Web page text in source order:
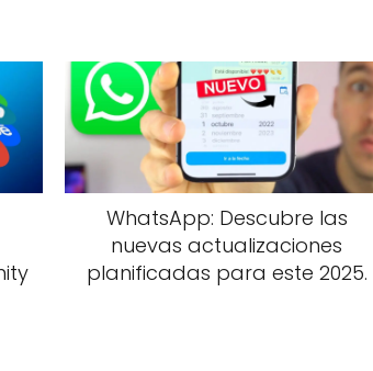
WhatsApp: Descubre las
nuevas actualizaciones
planificadas para este 2025.